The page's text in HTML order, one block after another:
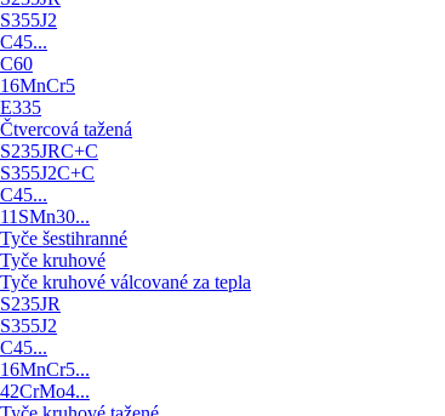
S355J2
C45...
C60
16MnCr5
E335
Čtvercová tažená
S235JRC+C
S355J2C+C
C45...
11SMn30...
Tyče šestihranné
Tyče kruhové
Tyče kruhové válcované za tepla
S235JR
S355J2
C45...
16MnCr5...
42CrMo4...